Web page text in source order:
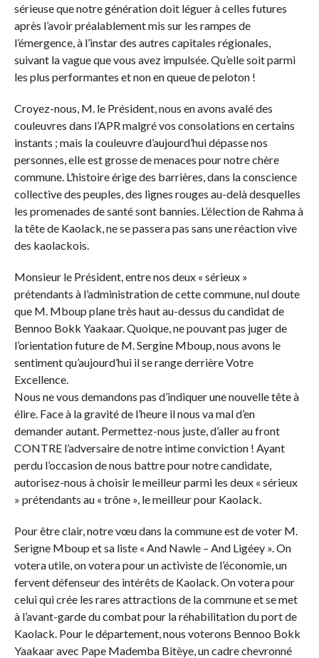
sérieuse que notre génération doit léguer à celles futures
après l’avoir préalablement mis sur les rampes de
l’émergence, à l’instar des autres capitales régionales,
suivant la vague que vous avez impulsée. Qu’elle soit parmi
les plus performantes et non en queue de peloton !
Croyez-nous, M. le Président, nous en avons avalé des
couleuvres dans l’APR malgré vos consolations en certains
instants ; mais la couleuvre d’aujourd’hui dépasse nos
personnes, elle est grosse de menaces pour notre chère
commune. L’histoire érige des barrières, dans la conscience
collective des peuples, des lignes rouges au-delà desquelles
les promenades de santé sont bannies. L’élection de Rahma à
la tête de Kaolack, ne se passera pas sans une réaction vive
des kaolackois.
Monsieur le Président, entre nos deux « sérieux »
prétendants à l’administration de cette commune, nul doute
que M. Mboup plane très haut au-dessus du candidat de
Bennoo Bokk Yaakaar. Quoique, ne pouvant pas juger de
l’orientation future de M. Sergine Mboup, nous avons le
sentiment qu’aujourd’hui il se range derrière Votre
Excellence.
Nous ne vous demandons pas d’indiquer une nouvelle tête à
élire. Face à la gravité de l’heure il nous va mal d’en
demander autant. Permettez-nous juste, d’aller au front
CONTRE l’adversaire de notre intime conviction ! Ayant
perdu l’occasion de nous battre pour notre candidate,
autorisez-nous à choisir le meilleur parmi les deux « sérieux
» prétendants au « trône », le meilleur pour Kaolack.
Pour être clair, notre vœu dans la commune est de voter M.
Serigne Mboup et sa liste « And Nawle – And Ligéey ». On
votera utile, on votera pour un activiste de l’économie, un
fervent défenseur des intérêts de Kaolack. On votera pour
celui qui crée les rares attractions de la commune et se met
à l’avant-garde du combat pour la réhabilitation du port de
Kaolack. Pour le département, nous voterons Bennoo Bokk
Yaakaar avec Pape Mademba Bitèye, un cadre chevronné